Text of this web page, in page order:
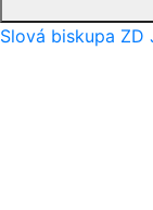
Slová biskupa ZD